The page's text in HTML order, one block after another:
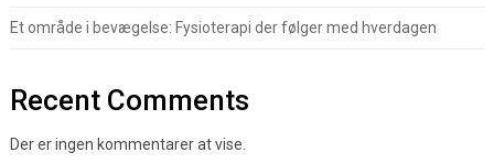
Et område i bevægelse: Fysioterapi der følger med hverdagen
Recent Comments
Der er ingen kommentarer at vise.